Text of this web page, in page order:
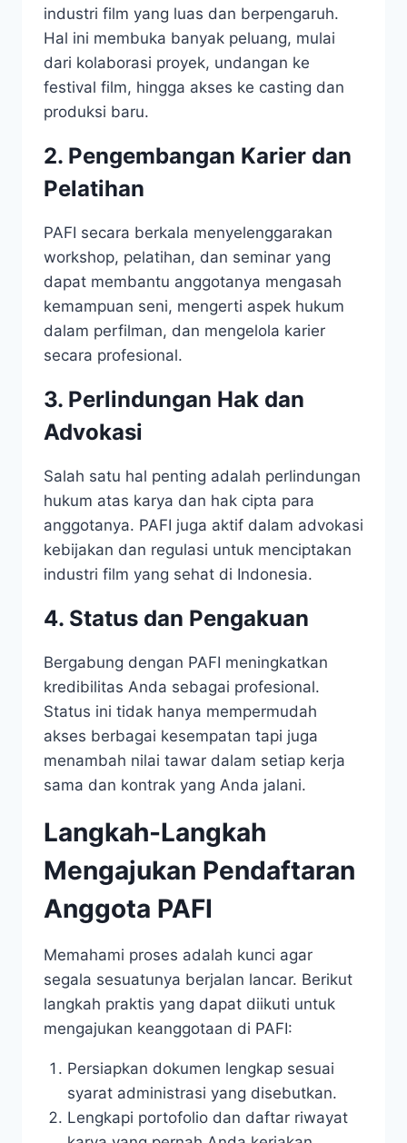
industri film yang luas dan berpengaruh.
Hal ini membuka banyak peluang, mulai
dari kolaborasi proyek, undangan ke
festival film, hingga akses ke casting dan
produksi baru.
2. Pengembangan Karier dan
Pelatihan
PAFI secara berkala menyelenggarakan
workshop, pelatihan, dan seminar yang
dapat membantu anggotanya mengasah
kemampuan seni, mengerti aspek hukum
dalam perfilman, dan mengelola karier
secara profesional.
3. Perlindungan Hak dan
Advokasi
Salah satu hal penting adalah perlindungan
hukum atas karya dan hak cipta para
anggotanya. PAFI juga aktif dalam advokasi
kebijakan dan regulasi untuk menciptakan
industri film yang sehat di Indonesia.
4. Status dan Pengakuan
Bergabung dengan PAFI meningkatkan
kredibilitas Anda sebagai profesional.
Status ini tidak hanya mempermudah
akses berbagai kesempatan tapi juga
menambah nilai tawar dalam setiap kerja
sama dan kontrak yang Anda jalani.
Langkah-Langkah
Mengajukan Pendaftaran
Anggota PAFI
Memahami proses adalah kunci agar
segala sesuatunya berjalan lancar. Berikut
langkah praktis yang dapat diikuti untuk
mengajukan keanggotaan di PAFI:
Persiapkan dokumen lengkap sesuai
syarat administrasi yang disebutkan.
Lengkapi portofolio dan daftar riwayat